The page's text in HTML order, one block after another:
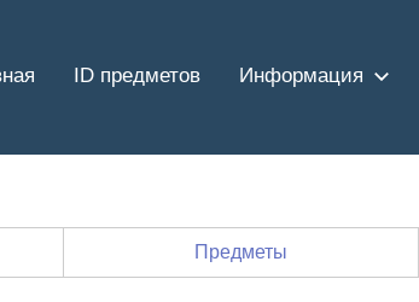
ID предметов Информация
Предметы